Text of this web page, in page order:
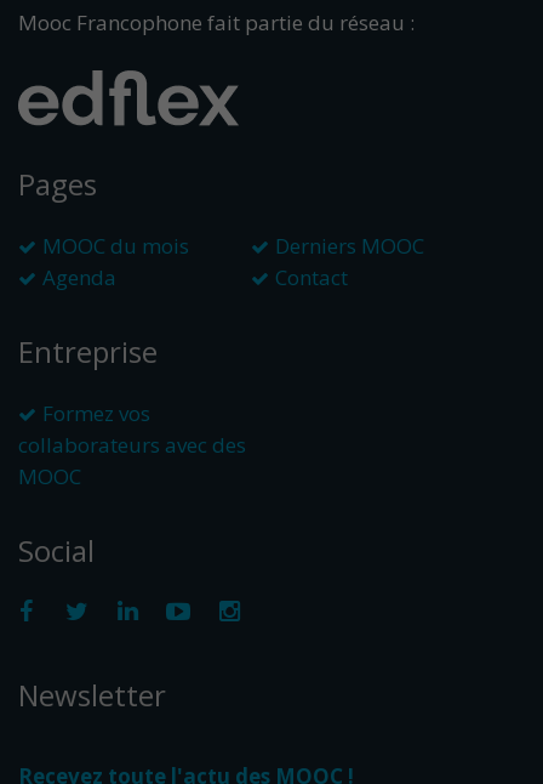
Mooc Francophone fait partie du réseau :
Pages
MOOC du mois
Derniers MOOC
Agenda
Contact
Entreprise
Formez vos
collaborateurs avec des
MOOC
Social
Newsletter
Recevez toute l'actu des MOOC !